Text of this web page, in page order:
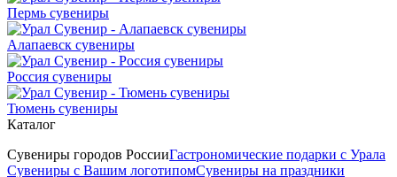
Пермь сувениры
Алапаевск сувениры
Россия сувениры
Тюмень сувениры
Каталог
Сувениры городов РоссииГастрономические подарки с Урала
Сувениры с Вашим логотипомСувениры на праздники